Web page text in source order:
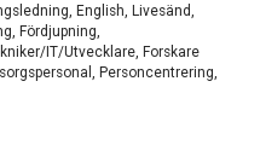
English, Livesänd,
Fördjupning,
IT/Utvecklare, Forskare
Personcentrering,